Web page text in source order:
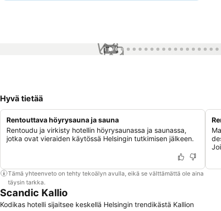
1 / 71
Hyvä tietää
Rentouttava höyrysauna ja sauna
Rentoudu ja virkisty hotellin höyrysaunassa ja saunassa,
jotka ovat vieraiden käytössä Helsingin tutkimisen jälkeen.
Tämä yhteenveto on tehty tekoälyn avulla, eikä se välttämättä ole aina
täysin tarkka.
Scandic Kallio
Kodikas hotelli sijaitsee keskellä Helsingin trendikästä Kallion